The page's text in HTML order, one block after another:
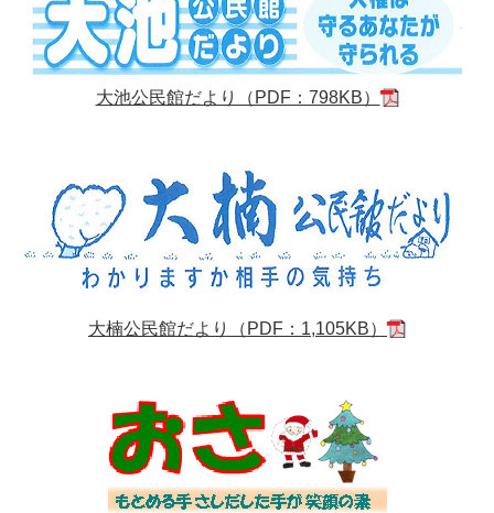
大池公民館だより（PDF：798KB）
大楠公民館だより（PDF：1,105KB）